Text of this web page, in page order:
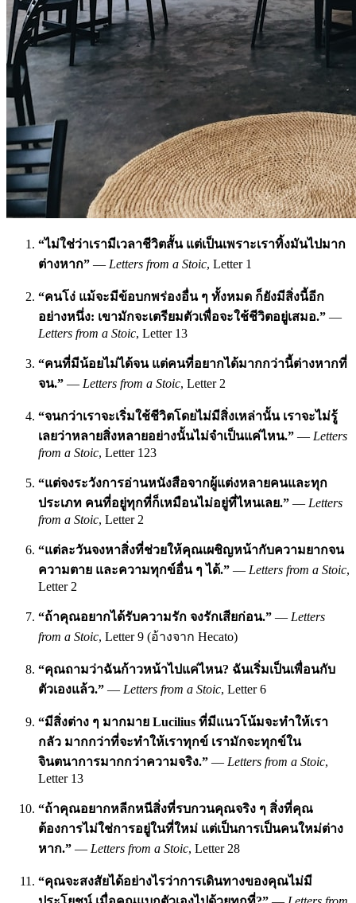
“ไม่ใช่ว่าเรามีเวลาชีวิตสั้น แต่เป็นเพราะเราทิ้งมันไปมาก
ต่างหาก” — Letters from a Stoic, Letter 1
“คนโง่ แม้จะมีข้อบกพร่องอื่น ๆ ทั้งหมด ก็ยังมีสิ่งนี้อีก
อย่างหนึ่ง: เขามักจะเตรียมตัวเพื่อจะใช้ชีวิตอยู่เสมอ.” —
Letters from a Stoic, Letter 13
“คนที่มีน้อยไม่ได้จน แต่คนที่อยากได้มากกว่านี้ต่างหากที่
จน.” — Letters from a Stoic, Letter 2
“จนกว่าเราจะเริ่มใช้ชีวิตโดยไม่มีสิ่งเหล่านั้น เราจะไม่รู้
เลยว่าหลายสิ่งหลายอย่างนั้นไม่จำเป็นแค่ไหน.” — Letters
from a Stoic, Letter 123
“แต่จงระวังการอ่านหนังสือจากผู้แต่งหลายคนและทุก
ประเภท คนที่อยู่ทุกที่ก็เหมือนไม่อยู่ที่ไหนเลย.” — Letters
from a Stoic, Letter 2
“แต่ละวันจงหาสิ่งที่ช่วยให้คุณเผชิญหน้ากับความยากจน
ความตาย และความทุกข์อื่น ๆ ได้.” — Letters from a Stoic,
Letter 2
“ถ้าคุณอยากได้รับความรัก จงรักเสียก่อน.” — Letters
from a Stoic, Letter 9 (อ้างจาก Hecato)
“คุณถามว่าฉันก้าวหน้าไปแค่ไหน? ฉันเริ่มเป็นเพื่อนกับ
ตัวเองแล้ว.” — Letters from a Stoic, Letter 6
“มีสิ่งต่าง ๆ มากมาย Lucilius ที่มีแนวโน้มจะทำให้เรา
กลัว มากกว่าที่จะทำให้เราทุกข์ เรามักจะทุกข์ใน
จินตนาการมากกว่าความจริง.” — Letters from a Stoic,
Letter 13
“ถ้าคุณอยากหลีกหนีสิ่งที่รบกวนคุณจริง ๆ สิ่งที่คุณ
ต้องการไม่ใช่การอยู่ในที่ใหม่ แต่เป็นการเป็นคนใหม่ต่าง
หาก.” — Letters from a Stoic, Letter 28
“คุณจะสงสัยได้อย่างไรว่าการเดินทางของคุณไม่มี